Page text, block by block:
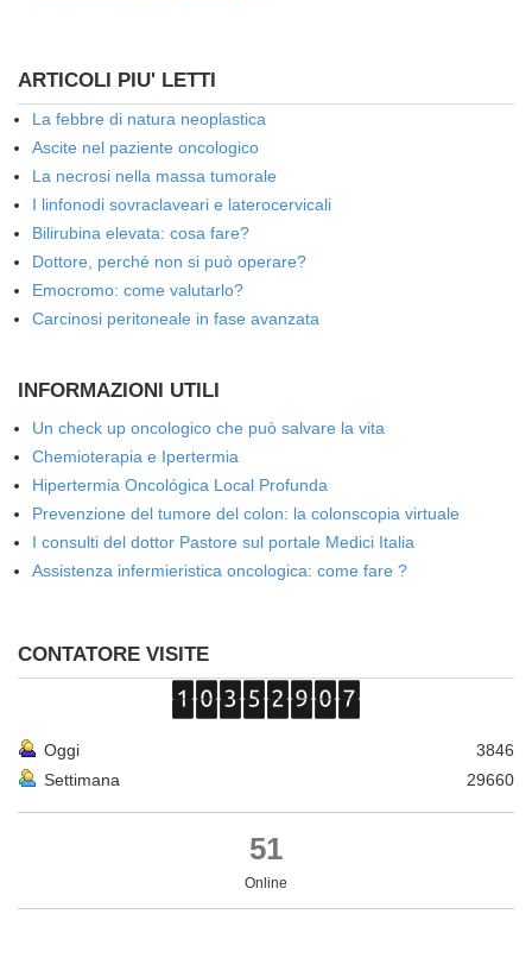
ARTICOLI PIU' LETTI
La febbre di natura neoplastica
Ascite nel paziente oncologico
La necrosi nella massa tumorale
I linfonodi sovraclaveari e laterocervicali
Bilirubina elevata: cosa fare?
Dottore, perché non si può operare?
Emocromo: come valutarlo?
Carcinosi peritoneale in fase avanzata
INFORMAZIONI UTILI
Un check up oncologico che può salvare la vita
Chemioterapia e Ipertermia
Hipertermia Oncológica Local Profunda
Prevenzione del tumore del colon: la colonscopia virtuale
I consulti del dottor Pastore sul portale Medici Italia
Assistenza infermieristica oncologica: come fare ?
CONTATORE VISITE
Oggi
3846
Settimana
29660
51
Online